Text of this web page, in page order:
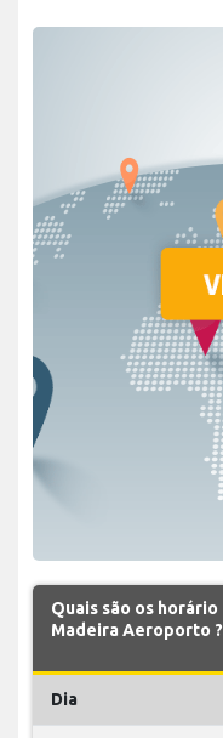
Quais são os
Madeira Aeroporto ?
Dia